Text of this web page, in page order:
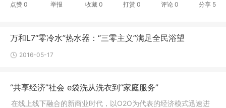
点赞 0 举报 收藏0 打赏 0 评论 0 分享 5
万和L7“零冷水”热水器：“三零主义”满足全民浴望
2016-05-17
“共享经济”社会 e袋洗从洗衣到“家庭服务”
在线上线下融合的新商业时代，以O2O为代表的经济模式迅速进